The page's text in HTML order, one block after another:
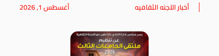
أخبار اللجنه الثقافيه أغسطس 1, 2026